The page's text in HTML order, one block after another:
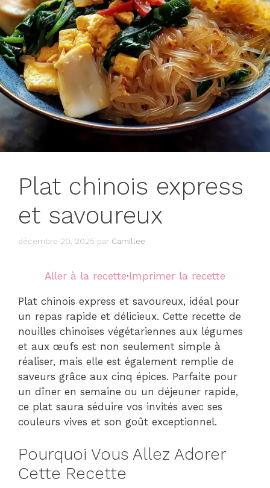
Plat chinois express
et savoureux
décembre 20, 2025 par Camillee
Aller à la recette·Imprimer la recette
Plat chinois express et savoureux, idéal pour
un repas rapide et délicieux. Cette recette de
nouilles chinoises végétariennes aux légumes
et aux œufs est non seulement simple à
réaliser, mais elle est également remplie de
saveurs grâce aux cinq épices. Parfaite pour
un dîner en semaine ou un déjeuner rapide,
ce plat saura séduire vos invités avec ses
couleurs vives et son goût exceptionnel.
Pourquoi Vous Allez Adorer
Cette Recette